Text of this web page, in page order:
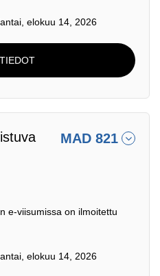
elokuu 14, 2026
MAD 821
e-viisumissa on ilmoitettu
elokuu 14, 2026